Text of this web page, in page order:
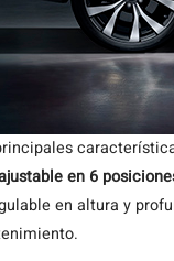
en 6
en altura y